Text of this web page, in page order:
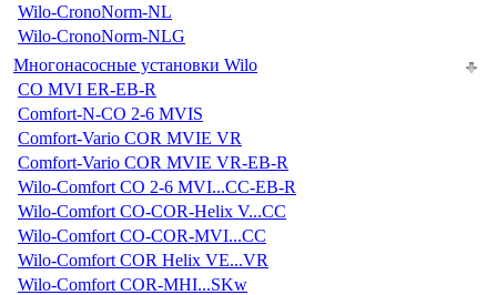
Wilo-CronoNorm-NL
Wilo-CronoNorm-NLG
Многонасосные установки Wilo
CO MVI ER-EB-R
Comfort-N-CO 2-6 MVIS
Comfort-Vario COR MVIE VR
Comfort-Vario COR MVIE VR-EB-R
Wilo-Comfort CO 2-6 MVI...CC-EB-R
Wilo-Comfort CO-COR-Helix V...CC
Wilo-Comfort CO-COR-MVI...CC
Wilo-Comfort COR Helix VE...VR
Wilo-Comfort COR-MHI...SKw